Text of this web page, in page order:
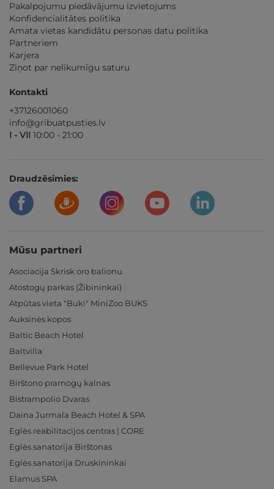
Pakalpojumu piedāvājumu izvietojums
Konfidencialitātes politika
Amata vietas kandidātu personas datu politika
Partneriem
Karjera
Ziņot par nelikumīgu saturu
Kontakti
+37126001060
info@gribuatpusties.lv
I - VII 10:00 - 21:00
Draudzēsimies:
Mūsu partneri
Asociacija Skrisk oro balionu
Atostogų parkas (Žibininkai)
Atpūtas vieta "Buki" MiniZoo BUKS
Auksinės kopos
Baltic Beach Hotel
Baltvilla
Bellevue Park Hotel
Birštono pramogų kalnas
Bistrampolio Dvaras
Daina Jurmala Beach Hotel & SPA
Eglės reabilitacijos centras | CORE
Eglės sanatorija Birštonas
Eglės sanatorija Druskininkai
Elamus SPA